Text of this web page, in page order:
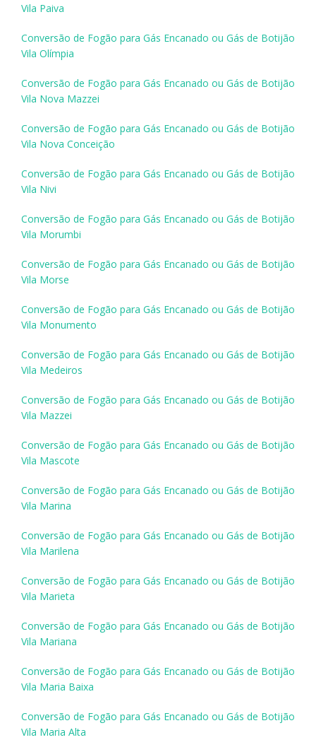
Vila Paiva
Conversão de Fogão para Gás Encanado ou Gás de Botijão
Vila Olímpia
Conversão de Fogão para Gás Encanado ou Gás de Botijão
Vila Nova Mazzei
Conversão de Fogão para Gás Encanado ou Gás de Botijão
Vila Nova Conceição
Conversão de Fogão para Gás Encanado ou Gás de Botijão
Vila Nivi
Conversão de Fogão para Gás Encanado ou Gás de Botijão
Vila Morumbi
Conversão de Fogão para Gás Encanado ou Gás de Botijão
Vila Morse
Conversão de Fogão para Gás Encanado ou Gás de Botijão
Vila Monumento
Conversão de Fogão para Gás Encanado ou Gás de Botijão
Vila Medeiros
Conversão de Fogão para Gás Encanado ou Gás de Botijão
Vila Mazzei
Conversão de Fogão para Gás Encanado ou Gás de Botijão
Vila Mascote
Conversão de Fogão para Gás Encanado ou Gás de Botijão
Vila Marina
Conversão de Fogão para Gás Encanado ou Gás de Botijão
Vila Marilena
Conversão de Fogão para Gás Encanado ou Gás de Botijão
Vila Marieta
Conversão de Fogão para Gás Encanado ou Gás de Botijão
Vila Mariana
Conversão de Fogão para Gás Encanado ou Gás de Botijão
Vila Maria Baixa
Conversão de Fogão para Gás Encanado ou Gás de Botijão
Vila Maria Alta